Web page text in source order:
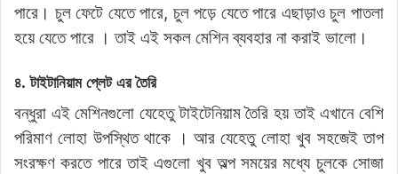
পারে। চুল ফেটে যেতে পারে, চুল পড়ে যেতে পারে এছাড়াও চুল পাতলা
হয়ে যেতে পারে । তাই এই সকল মেশিন ব্যবহার না করাই ভালো।
৪. টাইটানিয়াম প্লেট এর তৈরি
বন্ধুরা এই মেশিনগুলো যেহেতু টাইটেনিয়াম তৈরি হয় তাই এখানে বেশি
পরিমাণ লোহা উপস্থিত থাকে । আর যেহেতু লোহা খুব সহজেই তাপ
সংরক্ষণ করতে পারে তাই এগুলো খুব অল্প সময়ের মধ্যে চুলকে সোজা